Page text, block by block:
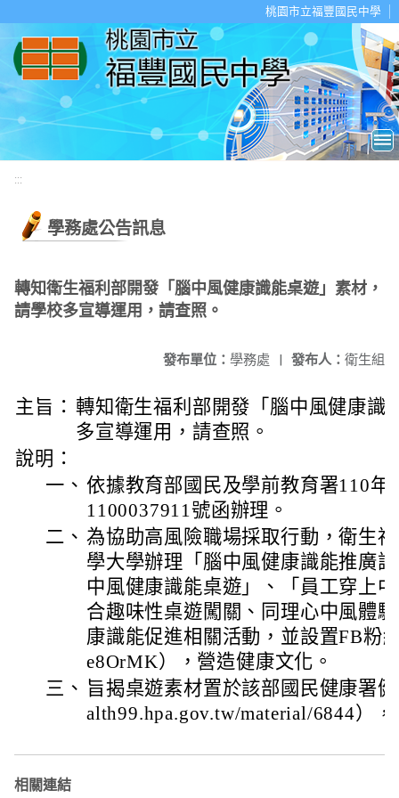
桃園市立福豐國民中學
:::
學務處公告訊息
轉知衛生福利部開發「腦中風健康識能桌遊」素材，
請學校多宣導運用，請查照。
發布人： 衛生組
發布單位： 學務處 |
主旨： 轉知衛生福利部開發「腦中風健康識
多宣導運用，請查照。
說明：
一、 依據教育部國民及學前教育署110年
1100037911號函辦理。
二、 為協助高風險職場採取行動，衛生
學大學辦理「腦中風健康識能推廣
中風健康識能桌遊」、「員工穿上
合趣味性桌遊闖關、同理心中風體
康識能促進相關活動，並設置FB粉
e8OrMK），營造健康文化。
三、 旨揭桌遊素材置於該部國民健康署
alth99.hpa.gov.tw/material/6844）
相關連結